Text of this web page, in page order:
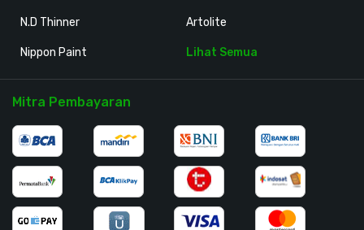
N.D Thinner
Nippon Paint
Artolite
Lihat Semua
Mitra Pembayaran